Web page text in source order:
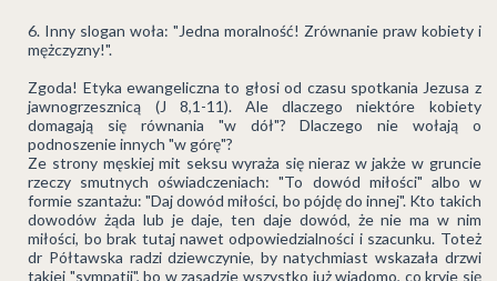
Inny slogan woła: "Jedna moralność! Zrównanie praw kobiety i
mężczyzny!".
Zgoda! Etyka ewangeliczna to głosi od czasu spotkania Jezusa z
jawnogrzesznicą (J 8,1-11). Ale dlaczego niektóre kobiety
domagają się równania "w dół"? Dlaczego nie wołają o
podnoszenie innych "w górę"?
Ze strony męskiej mit seksu wyraża się nieraz w jakże w gruncie
rzeczy smutnych oświadczeniach: "To dowód miłości" albo w
formie szantażu: "Daj dowód miłości, bo pójdę do innej". Kto takich
dowodów żąda lub je daje, ten daje dowód, że nie ma w nim
miłości, bo brak tutaj nawet odpowiedzialności i szacunku. Toteż
dr Półtawska radzi dziewczynie, by natychmiast wskazała drzwi
takiej "sympatii", bo w zasadzie wszystko już wiadomo, co kryje się